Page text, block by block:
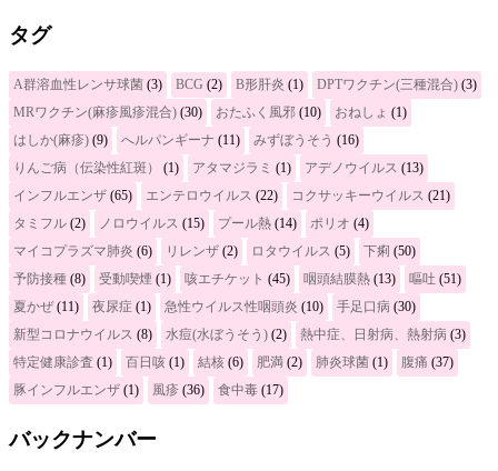
タグ
A群溶血性レンサ球菌 (3) BCG (2) B形肝炎 (1) DPTワクチン(三種混合) (3)
MRワクチン(麻疹風疹混合) (30) おたふく風邪 (10) おねしょ (1)
はしか(麻疹) (9) へルパンギーナ (11) みずぼうそう (16)
りんご病（伝染性紅斑）
(1) アタマジラミ (1) アデノウイルス (13)
インフルエンザ (65) エンテロウイルス (22) コクサッキーウイルス (21)
タミフル (2) ノロウイルス (15) プール熱 (14) ポリオ (4)
マイコプラズマ肺炎 (6) リレンザ (2) ロタウイルス (5) 下痢 (50)
予防接種 (8) 受動喫煙 (1) 咳エチケット (45) 咽頭結膜熱 (13) 嘔吐 (51)
夏かぜ(11) 夜尿症 (1) 急性ウイルス性咽頭炎 (10) 手足口病 (30)
新型コロナウイルス (8) 水痘(水ぼうそう) (2) 熱中症、日射病、熱射病 (3)
特定健康診査 (1) 百日咳 (1) 結核 (6) 肥満 (2) 肺炎球菌 (1) 腹痛 (37)
豚インフルエンザ (1) 風疹 (36) 食中毒 (17)
バックナンバー